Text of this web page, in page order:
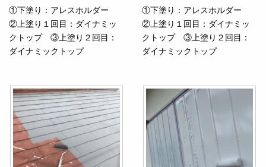
①下塗り：アレスホルダー
②上塗り１回目：ダイナミッ
クトップ ③上塗り２回目：
ダイナミックトップ
①下塗り：アレスホルダー
②上塗り１回目：ダイナミッ
クトップ ③上塗り２回目：
ダイナミックトップ